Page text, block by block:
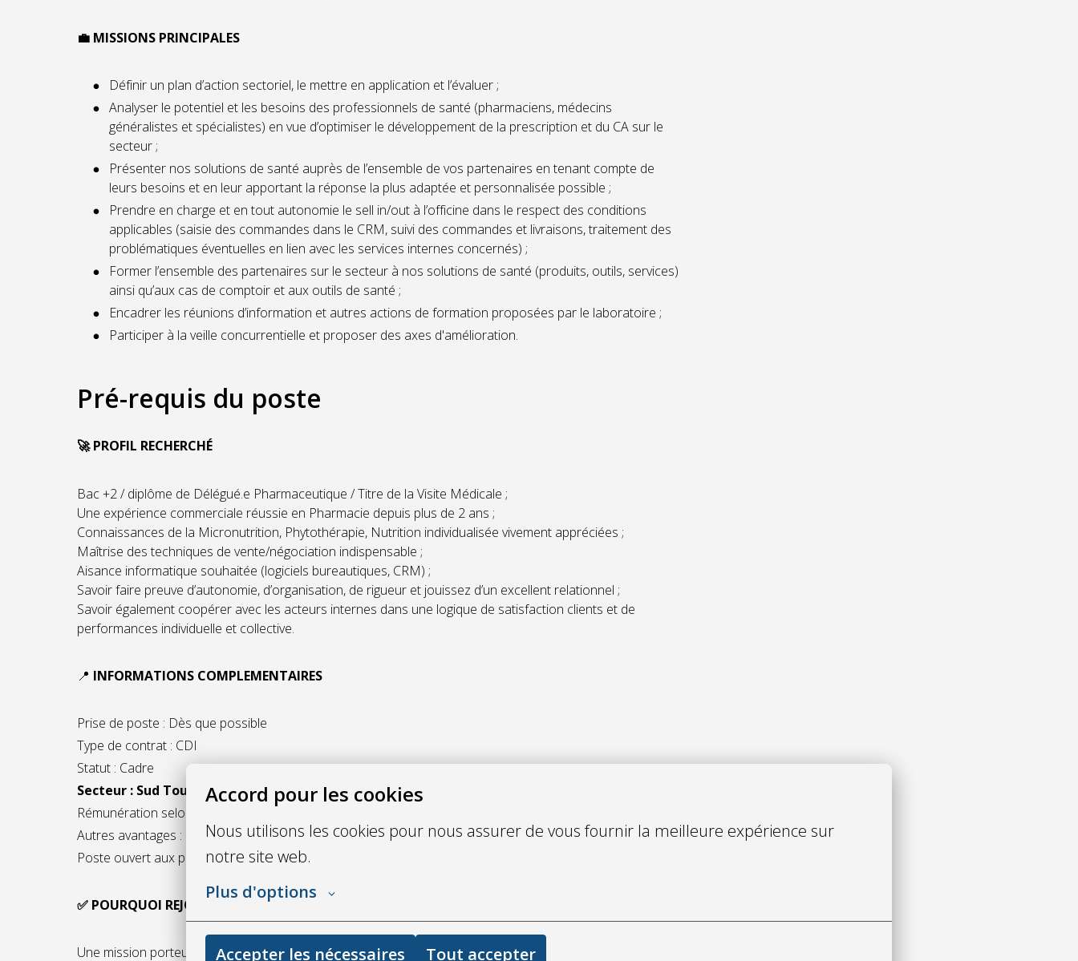
Accord pour les cookies
Nous utilisons les cookies pour nous assurer de vous fournir la meilleure expérience sur
notre site web.
Plus d'options
Accepter les nécessaires Tout accepter
💼 MISSIONS PRINCIPALES
Définir un plan d’action sectoriel, le mettre en application et l’évaluer ;
Analyser le potentiel et les besoins des professionnels de santé (pharmaciens, médecins
généralistes et spécialistes) en vue d’optimiser le développement de la prescription et du CA sur le
secteur ;
Présenter nos solutions de santé auprès de l’ensemble de vos partenaires en tenant compte de
leurs besoins et en leur apportant la réponse la plus adaptée et personnalisée possible ;
Prendre en charge et en tout autonomie le sell in/out à l’officine dans le respect des conditions
applicables (saisie des commandes dans le CRM, suivi des commandes et livraisons, traitement des
problématiques éventuelles en lien avec les services internes concernés) ;
Former l’ensemble des partenaires sur le secteur à nos solutions de santé (produits, outils, services)
ainsi qu’aux cas de comptoir et aux outils de santé ;
Encadrer les réunions d’information et autres actions de formation proposées par le laboratoire ;
Participer à la veille concurrentielle et proposer des axes d'amélioration.
Pré-requis du poste
🚀 PROFIL RECHERCHÉ
Bac +2 / diplôme de Délégué.e Pharmaceutique / Titre de la Visite Médicale ;
Une expérience commerciale réussie en Pharmacie depuis plus de 2 ans ;
Connaissances de la Micronutrition, Phytothérapie, Nutrition individualisée vivement appréciées ;
Maîtrise des techniques de vente/négociation indispensable ;
Aisance informatique souhaitée (logiciels bureautiques, CRM) ;
Savoir faire preuve d’autonomie, d’organisation, de rigueur et jouissez d’un excellent relationnel ;
Savoir également coopérer avec les acteurs internes dans une logique de satisfaction clients et de
performances individuelle et collective.
📍 INFORMATIONS COMPLEMENTAIRES
Prise de poste : Dès que possible
Type de contrat : CDI
Statut : Cadre
Secteur : Sud Toulouse : UGA : 31RAM. 31MUR.31AUT. 11CAS.11CAR.09PAM.
Rémunération selon profil et expérience
Autres avantages : intéressement & participation, véhicule, carte essence …
Poste ouvert aux personnes en situation de handicap
✅ POURQUOI REJOINDRE PILEJE ?
Une mission porteuse de sens au sein d’un secteur engagé pour la santé ;